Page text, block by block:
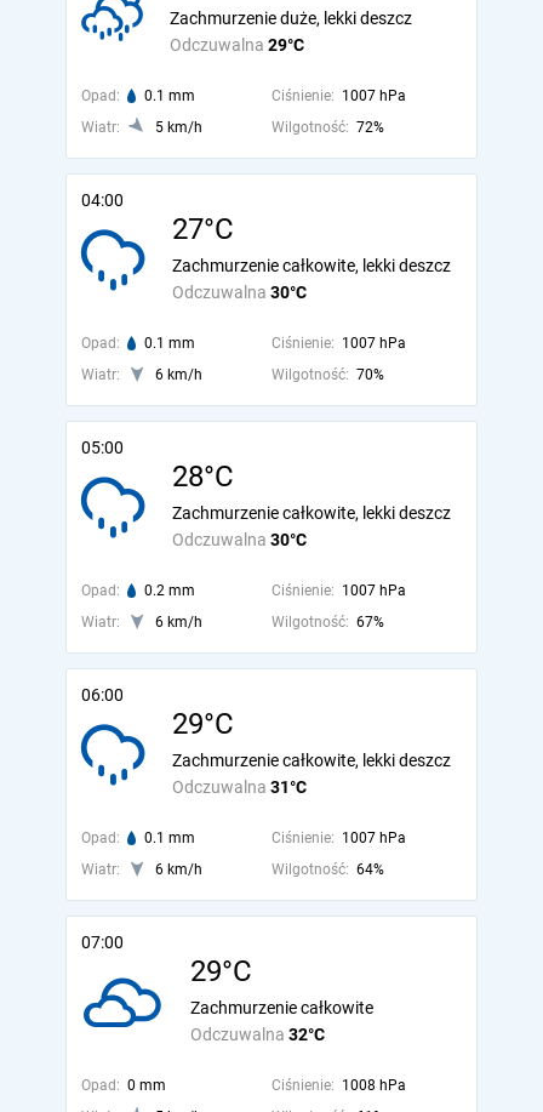
Odczuwalna 29°C
Zachmurzenie duże, lekki deszcz
Opad: 0.1 mm Ciśnienie: 1007 hPa
Wiatr:
5 km/h Wilgotność: 72%
04:00
27°C
Odczuwalna 30°C
Zachmurzenie całkowite, lekki deszcz
Opad: 0.1 mm Ciśnienie: 1007 hPa
Wiatr:
6 km/h Wilgotność: 70%
05:00
28°C
Odczuwalna 30°C
Zachmurzenie całkowite, lekki deszcz
Opad: 0.2 mm Ciśnienie: 1007 hPa
Wiatr:
6 km/h Wilgotność: 67%
06:00
29°C
Odczuwalna 31°C
Zachmurzenie całkowite, lekki deszcz
Opad: 0.1 mm Ciśnienie: 1007 hPa
Wiatr:
6 km/h Wilgotność: 64%
07:00
29°C
Odczuwalna 32°C
Zachmurzenie całkowite
Opad: 0 mm Ciśnienie: 1008 hPa